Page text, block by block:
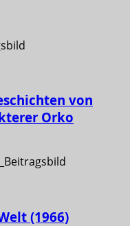
von
Orko
(1966)